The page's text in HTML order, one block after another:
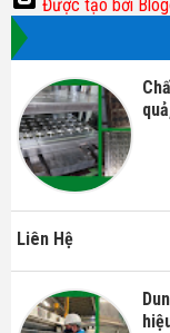
Được tạo bởi
Liên Hệ